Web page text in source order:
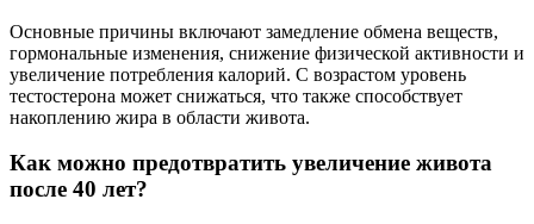
Основные причины включают замедление обмена веществ,
гормональные изменения, снижение физической активности и
увеличение потребления калорий. С возрастом уровень
тестостерона может снижаться, что также способствует
накоплению жира в области живота.
Как можно предотвратить увеличение живота
после 40 лет?